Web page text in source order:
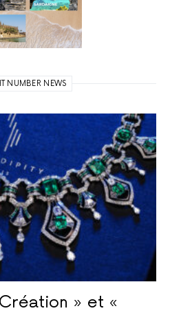
NUMBER NEWS
» et «